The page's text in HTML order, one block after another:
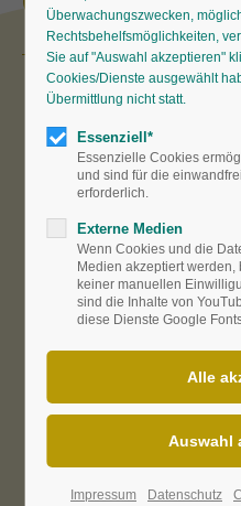
Staudengärtnereien
Expertenkommission
"Qualitätszeichen für
Erzeugnisse und
Zentralverbandes
speziell dem
In einem
Prüfer die
und die
insgesamt 11
PDF-Datei
). Dabei
Überwachungszwecken,
Rechtsbehelfsmöglichkeiten,
Sie auf "Auswahl akzeptieren"
Cookies/Dienste ausgewählt
Übermittlung nicht statt.
Essenziell*
Essenzielle Cookies
und sind für die
erforderlich.
Externe Medien
Wenn Cookies und die
Medien akzeptiert
keiner manuellen
sind die Inhalte von
diese Dienste Google
Impressum Datenschutz